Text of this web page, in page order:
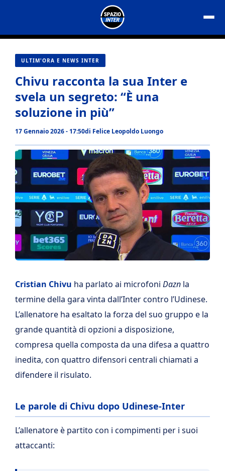
contenuto
ULTIM'ORA E NEWS INTER
Chivu racconta la sua Inter e
svela un segreto: “È una
soluzione in più”
17 Gennaio 2026 - 17:50di Felice Leopoldo Luongo
Cristian Chivu ha parlato ai microfoni Dazn la
termine della gara vinta dall’Inter contro l’Udinese.
L’allenatore ha esaltato la forza del suo gruppo e la
grande quantità di opzioni a disposizione,
compresa quella composta da una difesa a quattro
inedita, con quattro difensori centrali chiamati a
difendere il risulato.
Le parole di Chivu dopo Udinese-Inter
L’allenatore è partito con i compimenti per i suoi
attaccanti: